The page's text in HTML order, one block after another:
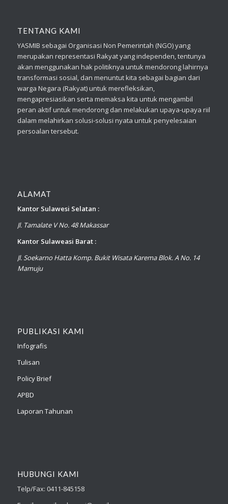
TENTANG KAMI
YASMIB sebagai Organisasi Non Pemerintah (NGO) yang
merupakan representasi Rakyat yang independen, tentunya
akan menggunakan hak politiknya untuk mendorong lahirnya
transformasi sosial, dan menuntut kita sebagai bagian dari
warga Negara (Rakyat) untuk merefleksikan,
mengapresiasikan serta memaksa kita untuk mengambil
peran aktif untuk mendorong dan melakukan upaya-upaya riil
dalam melahirkan solusi-solusi nyata untuk penyelesaian
persoalan tersebut.
ALAMAT
Kantor Sulawesi Selatan :
Jl. Tamalate V No. 48 Makassar
Kantor Sulaweasi Barat :
Jl. Soekarno Hatta Komp. Bukit Wisata Karema Blok. A No. 14
Mamuju
PUBLIKASI KAMI
Infografis
Tulisan
Policy Brief
APBD
Laporan Tahunan
HUBUNGI KAMI
Telp/Fax: 0411-845158